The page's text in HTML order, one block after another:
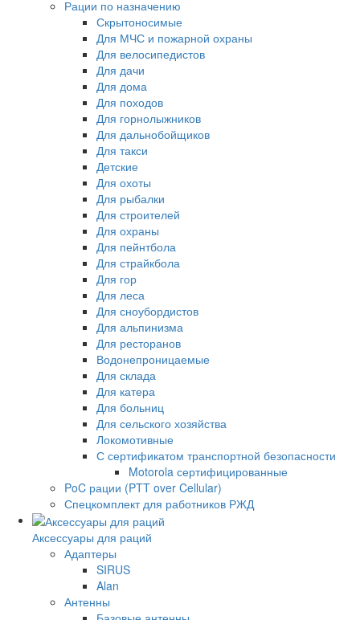
Рации по назначению
Скрытоносимые
Для МЧС и пожарной охраны
Для велосипедистов
Для дачи
Для дома
Для походов
Для горнолыжников
Для дальнобойщиков
Для такси
Детские
Для охоты
Для рыбалки
Для строителей
Для охраны
Для пейнтбола
Для страйкбола
Для гор
Для леса
Для сноубордистов
Для альпинизма
Для ресторанов
Водонепроницаемые
Для склада
Для катера
Для больниц
Для сельского хозяйства
Локомотивные
С сертификатом транспортной безопасности
Motorola сертифицированные
PoC рации (PTT over Cellular)
Спецкомплект для работников РЖД
Аксессуары для раций
Адаптеры
SIRUS
Alan
Антенны